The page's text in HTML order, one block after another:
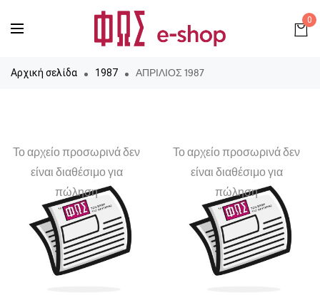
0
Αρχική σελίδα 1987 ΑΠΡΙΛΙΟΣ 1987
Το αρχείο προσωρινά δεν
είναι διαθέσιμο για
πώληση
Το αρχείο προσωρινά δεν
είναι διαθέσιμο για
πώληση